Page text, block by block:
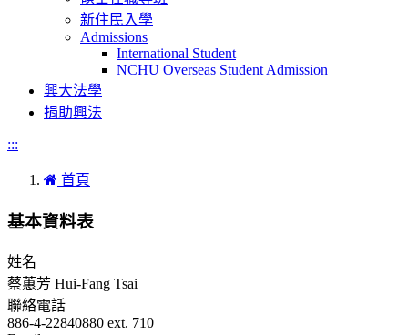
新住民入學
Admissions
International Student
NCHU Overseas Student Admission
興大法學
捐助興法
:::
首頁
基本資料表
姓名
蔡蕙芳 Hui-Fang Tsai
聯絡電話
886-4-22840880 ext. 710